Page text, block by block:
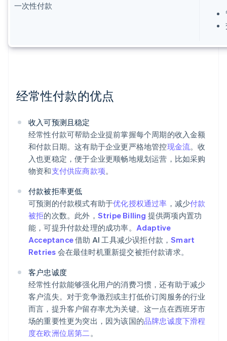
一次性付款
经常性付款的优点
收入可预测且稳定
经常性付款可帮助企业提前掌握每个周期的收入金额
和付款日期。这有助于企业更严格地管控现金流。收
入也更稳定，便于企业更顺畅地规划运营，比如采购
物资和支付供应商款项。
付款被拒率更低
可预测的付款模式有助于优化授权通过率 ，减少付款
被拒的次数。此外， Stripe Billing 提供两项内置功
能，可提升付款处理的成功率。 Adaptive
Acceptance借助 AI 工具减少误拒付款，Smart
Retries 会在最佳时机重新提交被拒付款请求。
客户忠诚度
经常性付款能够强化用户的消费习惯，还有助于减少
客户流失。对于竞争激烈或主打低价订阅服务的行业
而言，提升客户留存率尤为关键。这一点在西班牙市
场的重要性更为突出，因为该国的品牌忠诚度下滑程
度在欧洲位居第二。